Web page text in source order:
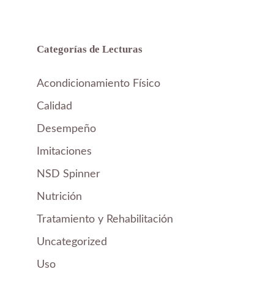
Categorías de Lecturas
Acondicionamiento Físico
Calidad
Desempeño
Imitaciones
NSD Spinner
Nutrición
Tratamiento y Rehabilitación
Uncategorized
Uso